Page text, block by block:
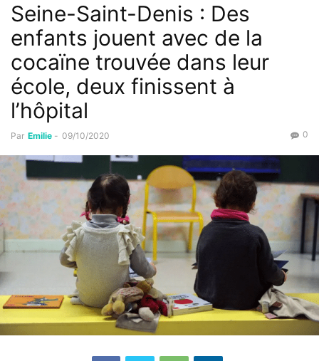
Seine-Saint-Denis : Des
enfants jouent avec de la
cocaïne trouvée dans leur
école, deux finissent à
l’hôpital
Par Emilie - 09/10/2020 0